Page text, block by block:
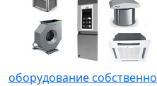
оборудование